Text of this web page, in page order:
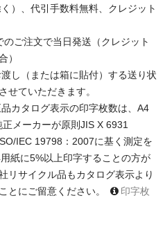
）、代引手数料無料、クレジット
ご注文で当日発送（クレジット
）
し（または箱に貼付）する送り状
せていただきます。
カタログ表示の印字枚数は、A4
メーカーが原則JIS X 6931
IEC 19798：2007に基く測定を
紙に5%以上印字することの方が
リサイクル品もカタログ表示より
とにご留意ください。
印字枚